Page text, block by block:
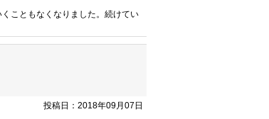
こともなくなりました。続けてい
投稿日：2018年09月07日